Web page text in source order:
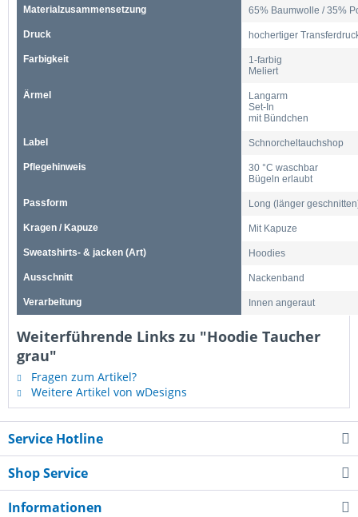
Materialzusammensetzung 65% Baumwolle / 35%
Druck hochertiger
Farbigkeit
1-farbig
Meliert
Ärmel
Langarm
Set-In
mit Bündchen
Label Schnorcheltauchshop
Pflegehinweis
30 °C waschbar
Bügeln erlaubt
Passform Long (länger
Kragen / Kapuze Mit Kapuze
Sweatshirts- & jacken (Art) Hoodies
Ausschnitt Nackenband
Verarbeitung Innen angeraut
Weiterführende Links zu "Hoodie Taucher
grau"
Fragen zum Artikel?
Weitere Artikel von wDesigns
Service Hotline
Shop Service
Informationen